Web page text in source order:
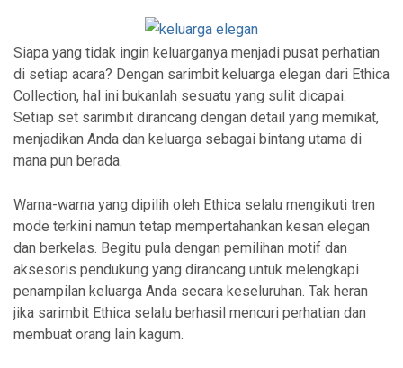
Siapa yang tidak ingin keluarganya menjadi pusat perhatian
di setiap acara? Dengan sarimbit keluarga elegan dari Ethica
Collection, hal ini bukanlah sesuatu yang sulit dicapai.
Setiap set sarimbit dirancang dengan detail yang memikat,
menjadikan Anda dan keluarga sebagai bintang utama di
mana pun berada.
Warna-warna yang dipilih oleh Ethica selalu mengikuti tren
mode terkini namun tetap mempertahankan kesan elegan
dan berkelas. Begitu pula dengan pemilihan motif dan
aksesoris pendukung yang dirancang untuk melengkapi
penampilan keluarga Anda secara keseluruhan. Tak heran
jika sarimbit Ethica selalu berhasil mencuri perhatian dan
membuat orang lain kagum.